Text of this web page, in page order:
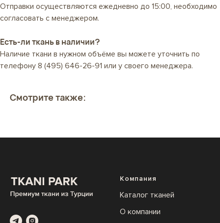
Отправки осуществляются ежедневно до 15:00, необходимо
согласовать с менеджером.
Есть-ли ткань в наличии?
Наличие ткани в нужном объёме вы можете уточнить по
телефону 8 (495) 646-26-91 или у своего менеджера.
Смотрите также:
Компания
Каталог тканей
О компании